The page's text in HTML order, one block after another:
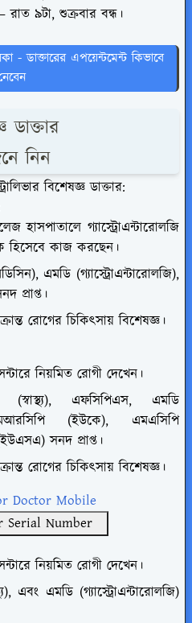
রাত ৯টা, শুক্রবার বন্ধ।
- ডাক্তারের এপয়েন্টমেন্ট কিভাবে
ডাক্তার
নিন
বিশেষজ্ঞ ডাক্তার:
হাসপাতালে গ্যাস্ট্রোএন্টারোলজি
হিসেবে কাজ করছেন।
এমডি (গ্যাস্ট্রোএন্টারোলজি),
প্রাপ্ত।
রোগের চিকিৎসায় বিশেষজ্ঞ।
নিয়মিত রোগী দেখেন।
এফসিপিএস, এমডি
(ইউকে), এমএসিপি
সনদ প্রাপ্ত।
রোগের চিকিৎসায় বিশেষজ্ঞ।
Doctor Mobile
Serial Number
নিয়মিত রোগী দেখেন।
এবং এমডি (গ্যাস্ট্রোএন্টারোলজি)